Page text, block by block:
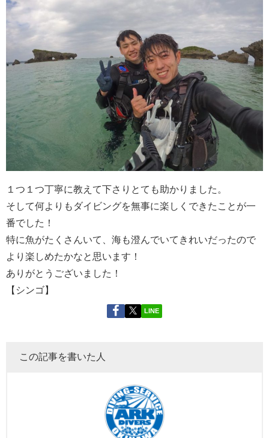
１つ１つ丁寧に教えて下さりとても助かりました。
そして何よりもダイビングを無事に楽しくできたことが一
番でした！
特に魚がたくさんいて、海も澄んでいてきれいだったので
より楽しめたかなと思います！
ありがとうございました！
【シンゴ】
LINE
この記事を書いた人